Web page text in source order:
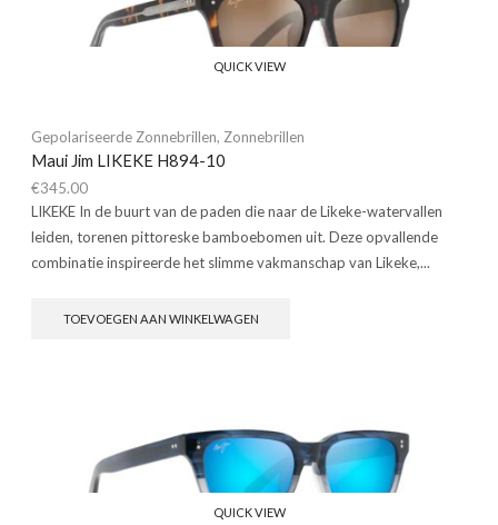
QUICK VIEW
Gepolariseerde Zonnebrillen, Zonnebrillen
Maui Jim LIKEKE H894-10
€345.00
LIKEKE In de buurt van de paden die naar de Likeke-watervallen
leiden, torenen pittoreske bamboebomen uit. Deze opvallende
combinatie inspireerde het slimme vakmanschap van Likeke,...
TOEVOEGEN AAN WINKELWAGEN
QUICK VIEW